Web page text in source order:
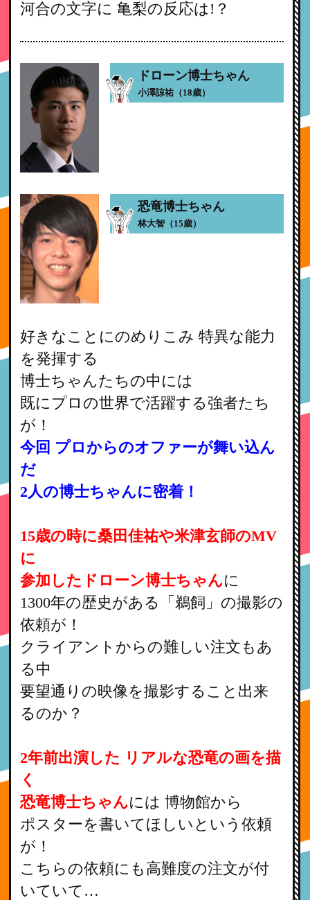
河合の文字に 亀梨の反応は!？
ドローン博士ちゃん
小澤諒祐（18歳）
恐竜博士ちゃん
林大智（15歳）
好きなことにのめりこみ 特異な能力
を発揮する
博士ちゃんたちの中には
既にプロの世界で活躍する強者たち
が！
今回 プロからのオファーが舞い込ん
だ
2人の博士ちゃんに密着！
15歳の時に桑田佳祐や米津玄師のMV
に
参加したドローン博士ちゃんに
1300年の歴史がある「鵜飼」の撮影の
依頼が！
クライアントからの難しい注文もあ
る中
要望通りの映像を撮影すること出来
るのか？
2年前出演した リアルな恐竜の画を描
く
恐竜博士ちゃんには 博物館から
ポスターを書いてほしいという依頼
が！
こちらの依頼にも高難度の注文が付
いていて…